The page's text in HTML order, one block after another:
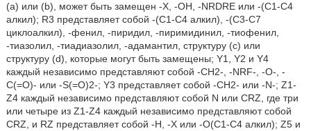
(а) или (b), может быть замещен -X, -OH, -NRDRE или -(C1-C4
алкил); R3 представляет собой -(C1-C4 алкил), -(C3-C7
циклоалкил), -фенил, -пиридил, -пиримидинил, -тиофенил,
-тиазолил, -тиадиазолил, -адамантил, структуру (с) или
структуру (d), которые могут быть замещены; Y1, Y2 и Y4
каждый независимо представляют собой -CH2-, -NRF-, -O-, -
C(=O)- или -S(=O)2-; Y3 представляет собой -CH2- или -N-; Z1-
Z4 каждый независимо представляют собой N или CRZ, где три
или четыре из Z1-Z4 каждый независимо представляют собой
CRZ, и RZ представляет собой -H, -X или -O(C1-C4 алкил); Z5 и